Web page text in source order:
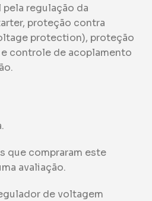
pela regulação da
proteção contra
protection), proteção
controle de acoplamento
que compraram este
avaliação.
de voltagem